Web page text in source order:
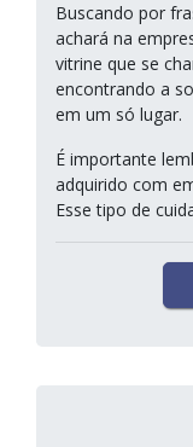
Buscando por
achará na
vitrine que se
encontrando a
em um só lugar.
É importante
adquirido com
Esse tipo de